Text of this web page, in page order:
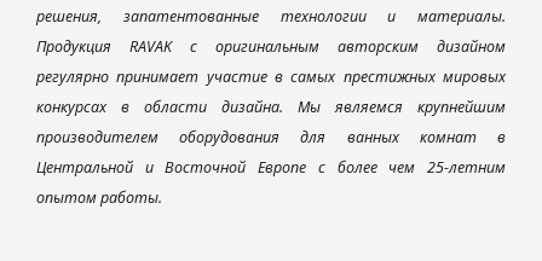
решения, запатентованные технологии и материалы.
Продукция RAVAK с оригинальным авторским дизайном
регулярно принимает участие в самых престижных мировых
конкурсах в области дизайна. Мы являемся крупнейшим
производителем оборудования для ванных комнат в
Центральной и Восточной Европе с более чем 25-летним
опытом работы.